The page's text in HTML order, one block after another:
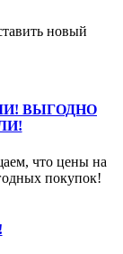
новый
ВЫГОДНО
что цены на
покупок!